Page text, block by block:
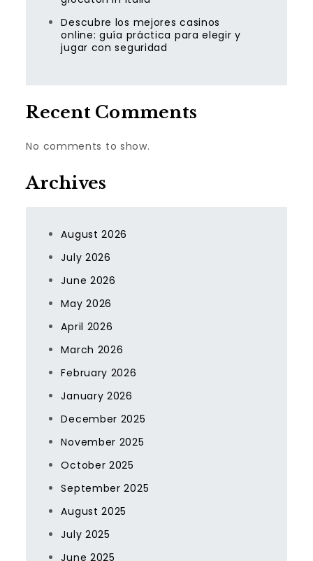
Descubre los mejores casinos
online: guía práctica para elegir y
jugar con seguridad
Recent Comments
No comments to show.
Archives
August 2026
July 2026
June 2026
May 2026
April 2026
March 2026
February 2026
January 2026
December 2025
November 2025
October 2025
September 2025
August 2025
July 2025
June 2025